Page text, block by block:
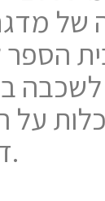
של
הספר
על
דיפרנציאליות והקצאת משאבי תמיכה.